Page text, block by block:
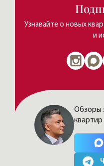
Узнавайте о новых
и
Нажимая на кнопку, Вы
Обзоры